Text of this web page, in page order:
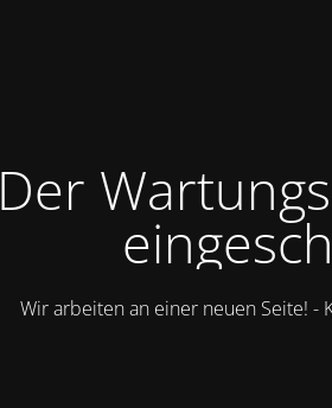
Der
Wir arbeiten an einer neuen Seite! -